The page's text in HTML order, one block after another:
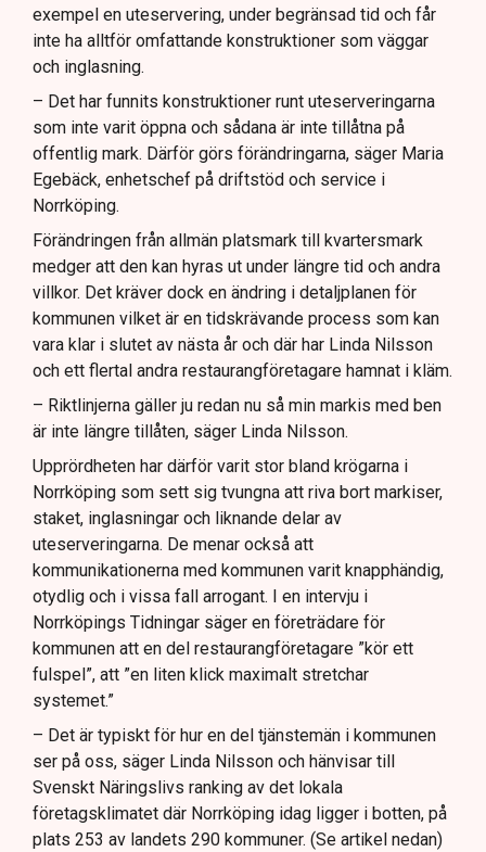
exempel en uteservering, under begränsad tid och får
inte ha alltför omfattande konstruktioner som väggar
och inglasning.
– Det har funnits konstruktioner runt uteserveringarna
som inte varit öppna och sådana är inte tillåtna på
offentlig mark. Därför görs förändringarna, säger Maria
Egebäck, enhetschef på driftstöd och service i
Norrköping.
Förändringen från allmän platsmark till kvartersmark
medger att den kan hyras ut under längre tid och andra
villkor. Det kräver dock en ändring i detaljplanen för
kommunen vilket är en tidskrävande process som kan
vara klar i slutet av nästa år och där har Linda Nilsson
och ett flertal andra restaurangföretagare hamnat i kläm.
– Riktlinjerna gäller ju redan nu så min markis med ben
är inte längre tillåten, säger Linda Nilsson.
Upprördheten har därför varit stor bland krögarna i
Norrköping som sett sig tvungna att riva bort markiser,
staket, inglasningar och liknande delar av
uteserveringarna. De menar också att
kommunikationerna med kommunen varit knapphändig,
otydlig och i vissa fall arrogant. I en intervju i
Norrköpings Tidningar säger en företrädare för
kommunen att en del restaurangföretagare ”kör ett
fulspel”, att ”en liten klick maximalt stretchar
systemet.”
– Det är typiskt för hur en del tjänstemän i kommunen
ser på oss, säger Linda Nilsson och hänvisar till
Svenskt Näringslivs ranking av det lokala
företagsklimatet där Norrköping idag ligger i botten, på
plats 253 av landets 290 kommuner. (Se artikel nedan)